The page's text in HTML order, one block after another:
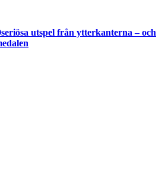
utspel från ytterkanterna – och